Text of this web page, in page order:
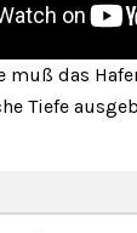
muß das
Tiefe